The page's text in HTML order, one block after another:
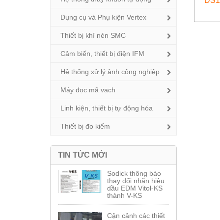
Dụng cụ và Phụ kiện Vertex
Thiết bị khí nén SMC
Cảm biến, thiết bị điện IFM
Hệ thống xử lý ảnh công nghiệp
Máy đọc mã vạch
Linh kiện, thiết bị tự động hóa
Thiết bị đo kiểm
TIN TỨC MỚI
Sodick thông báo
thay đổi nhãn hiệu
dầu EDM Vitol-KS
thành V-KS
Cận cảnh các thiết